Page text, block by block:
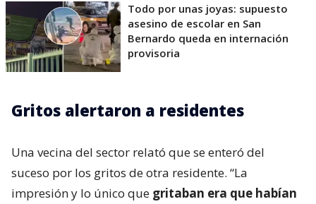
Todo por unas joyas: supuesto
asesino de escolar en San
Bernardo queda en internación
provisoria
Gritos alertaron a residentes
Una vecina del sector relató que se enteró del
suceso por los gritos de otra residente. “La
impresión y lo único que gritaban era que habían